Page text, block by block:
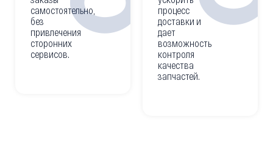
самостоятельно,
без
привлечения
сторонних
сервисов.
процесс
доставки и
дает
возможность
контроля
качества
запчастей.